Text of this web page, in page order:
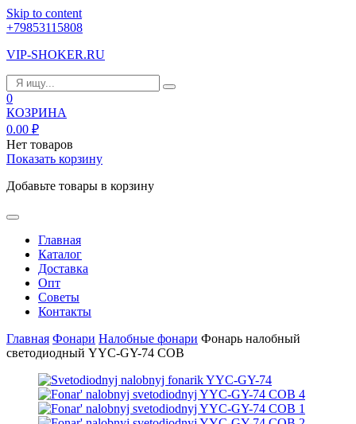
Skip to content
+79853115808
VIP-SHOKER.RU
0
КОЗРИНА
0.00 ₽
Нет товаров
Показать корзину
Добавьте товары в корзину
Главная
Каталог
Доставка
Опт
Советы
Контакты
Главная Фонари Налобные фонари Фонарь налобный
светодиодный YYC-GY-74 COB